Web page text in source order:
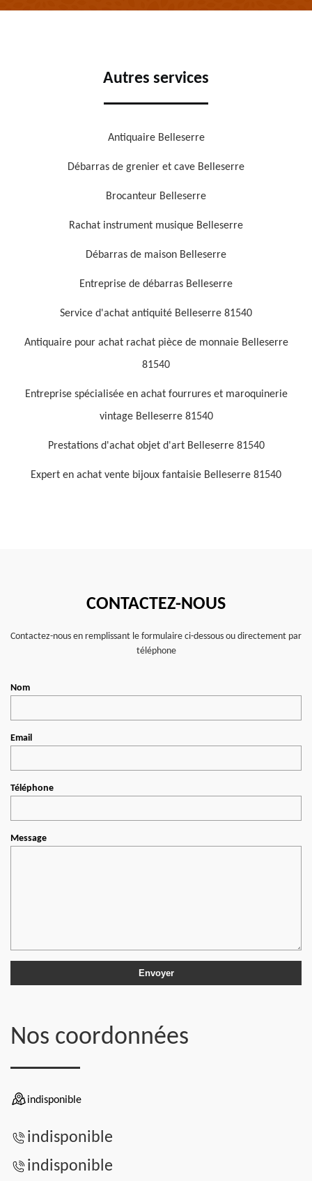
Autres services
Antiquaire Belleserre
Débarras de grenier et cave Belleserre
Brocanteur Belleserre
Rachat instrument musique Belleserre
Débarras de maison Belleserre
Entreprise de débarras Belleserre
Service d'achat antiquité Belleserre 81540
Antiquaire pour achat rachat pièce de monnaie Belleserre
81540
Entreprise spécialisée en achat fourrures et maroquinerie
vintage Belleserre 81540
Prestations d'achat objet d'art Belleserre 81540
Expert en achat vente bijoux fantaisie Belleserre 81540
CONTACTEZ-NOUS
Contactez-nous en remplissant le formulaire ci-dessous ou directement par
téléphone
Nom
Email
Téléphone
Message
Nos coordonnées
indisponible
indisponible
indisponible